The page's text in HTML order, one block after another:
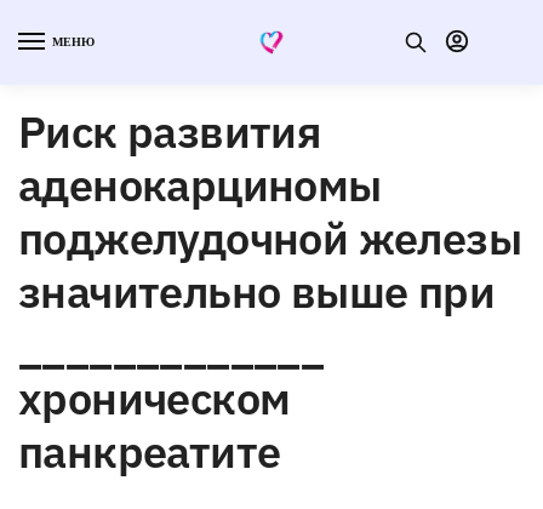
МЕНЮ
Риск развития
аденокарциномы
поджелудочной железы
значительно выше при
хроническом
панкреатите